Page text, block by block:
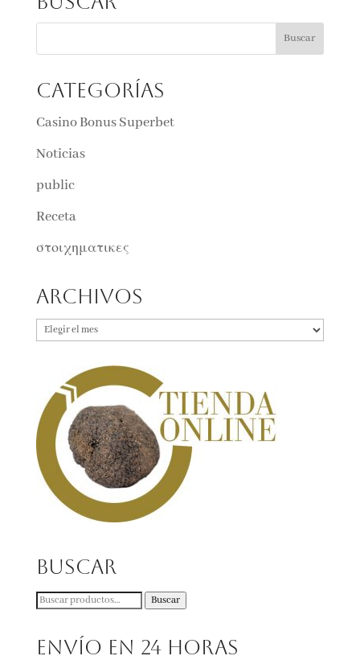
Categorías
Casino Bonus Superbet
Noticias
public
Receta
στοιχηματικες
Archivos
Archivos
Buscar
Buscar
Buscar
Envío en 24 horas